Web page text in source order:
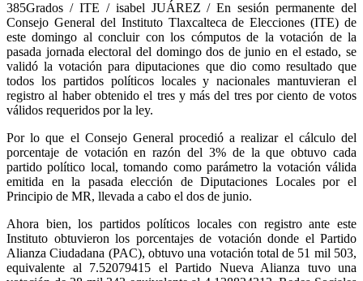
385Grados / ITE / isabel JUÁREZ / En sesión permanente del
Consejo General del Instituto Tlaxcalteca de Elecciones (ITE) de
este domingo al concluir con los cómputos de la votación de la
pasada jornada electoral del domingo dos de junio en el estado, se
validó la votación para diputaciones que dio como resultado que
todos los partidos políticos locales y nacionales mantuvieran el
registro al haber obtenido el tres y más del tres por ciento de votos
válidos requeridos por la ley.
Por lo que el Consejo General procedió a realizar el cálculo del
porcentaje de votación en razón del 3% de la que obtuvo cada
partido político local, tomando como parámetro la votación válida
emitida en la pasada elección de Diputaciones Locales por el
Principio de MR, llevada a cabo el dos de junio.
Ahora bien, los partidos políticos locales con registro ante este
Instituto obtuvieron los porcentajes de votación donde el Partido
Alianza Ciudadana (PAC), obtuvo una votación total de 51 mil 503,
equivalente al 7.52079415 el Partido Nueva Alianza tuvo una